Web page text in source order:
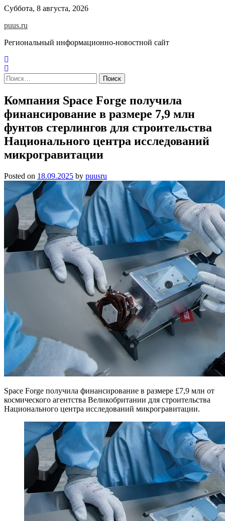
Skip
content
Суббота, 8 августа, 2026
puus.ru
Региональный информационно-новостной сайт
Найти:
Компания Space Forge получила
финансирование в размере 7,9 млн
фунтов стерлингов для строительства
Национального центра исследований
микрогравитации
Posted on 18.09.2025 by puusru
Space Forge получила финансирование в размере £7,9 млн от
космического агентства Великобритании для строительства
Национального центра исследований микрогравитации.